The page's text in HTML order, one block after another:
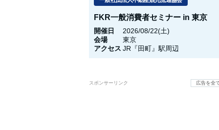
FKR一般消費者セミナー in 東京
開催日
2026/08/22(土)
会場
東京
アクセス JR『田町』駅周辺
スポンサーリンク 広告を全